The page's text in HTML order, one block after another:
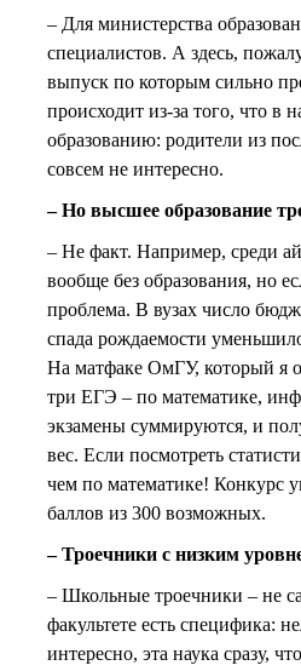
– Для министерства
специалистов. А здесь,
выпуск по которым сильно
происходит из-за того, что
образованию: родители из
совсем не интересно.
– Но высшее образование
– Не факт. Например, среди
вообще без образования, но
проблема. В вузах число
спада рождаемости
На матфаке ОмГУ, который я
три ЕГЭ – по математике,
экзамены суммируются, и
вес. Если посмотреть
чем по математике! Конкурс
баллов из 300 возможных.
– Троечники с низким
– Школьные троечники – не
факультете есть специфика:
интересно, эта наука сразу,